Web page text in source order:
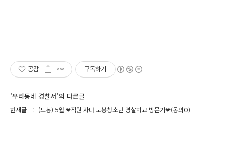
공감 구독하기
'우리동네 경찰서'의 다른글
현재글 (도봉) 5월 ❤직원 자녀 도봉청소년 경찰학교 방문기❤(동의O)